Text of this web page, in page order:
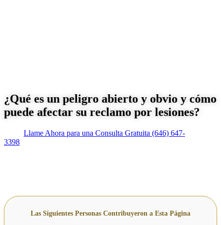
¿Qué es un peligro abierto y obvio y cómo
puede afectar su reclamo por lesiones?
Llame Ahora para una Consulta Gratuita (646) 647-
3398
Las Siguientes Personas Contribuyeron a Esta Página